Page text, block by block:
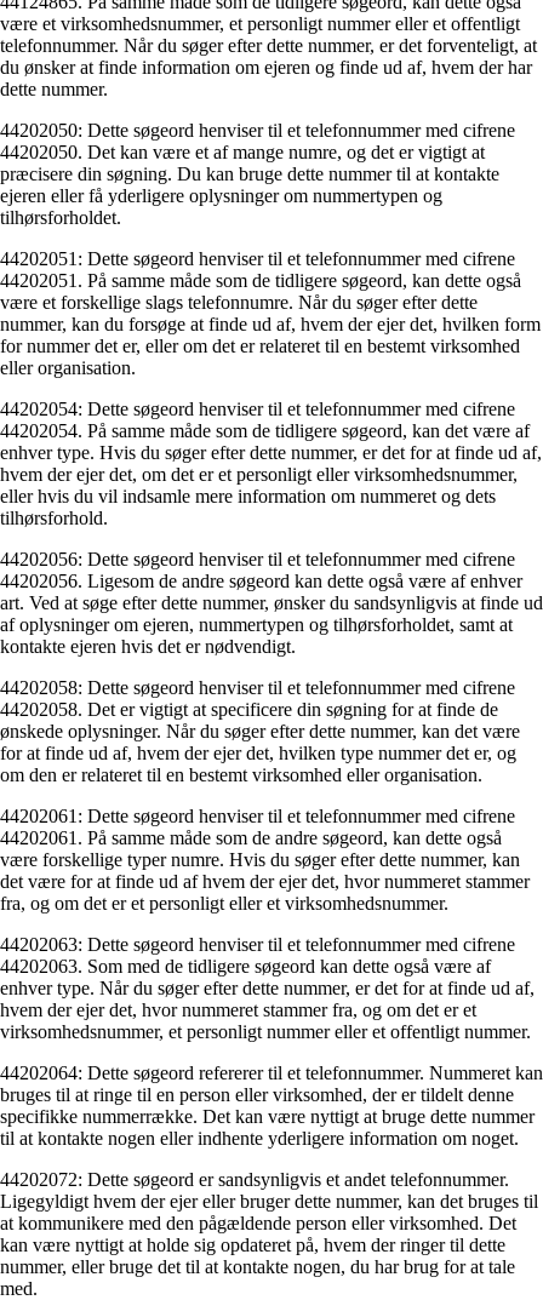
være et virksomhedsnummer, et personligt nummer eller et offentligt
telefonnummer. Når du søger efter dette nummer, er det forventeligt, at
du ønsker at finde information om ejeren og finde ud af, hvem der har
dette nummer.
44202050: Dette søgeord henviser til et telefonnummer med cifrene
44202050. Det kan være et af mange numre, og det er vigtigt at
præcisere din søgning. Du kan bruge dette nummer til at kontakte
ejeren eller få yderligere oplysninger om nummertypen og
tilhørsforholdet.
44202051: Dette søgeord henviser til et telefonnummer med cifrene
44202051. På samme måde som de tidligere søgeord, kan dette også
være et forskellige slags telefonnumre. Når du søger efter dette
nummer, kan du forsøge at finde ud af, hvem der ejer det, hvilken form
for nummer det er, eller om det er relateret til en bestemt virksomhed
eller organisation.
44202054: Dette søgeord henviser til et telefonnummer med cifrene
44202054. På samme måde som de tidligere søgeord, kan det være af
enhver type. Hvis du søger efter dette nummer, er det for at finde ud af,
hvem der ejer det, om det er et personligt eller virksomhedsnummer,
eller hvis du vil indsamle mere information om nummeret og dets
tilhørsforhold.
44202056: Dette søgeord henviser til et telefonnummer med cifrene
44202056. Ligesom de andre søgeord kan dette også være af enhver
art. Ved at søge efter dette nummer, ønsker du sandsynligvis at finde ud
af oplysninger om ejeren, nummertypen og tilhørsforholdet, samt at
kontakte ejeren hvis det er nødvendigt.
44202058: Dette søgeord henviser til et telefonnummer med cifrene
44202058. Det er vigtigt at specificere din søgning for at finde de
ønskede oplysninger. Når du søger efter dette nummer, kan det være
for at finde ud af, hvem der ejer det, hvilken type nummer det er, og
om den er relateret til en bestemt virksomhed eller organisation.
44202061: Dette søgeord henviser til et telefonnummer med cifrene
44202061. På samme måde som de andre søgeord, kan dette også
være forskellige typer numre. Hvis du søger efter dette nummer, kan
det være for at finde ud af hvem der ejer det, hvor nummeret stammer
fra, og om det er et personligt eller et virksomhedsnummer.
44202063: Dette søgeord henviser til et telefonnummer med cifrene
44202063. Som med de tidligere søgeord kan dette også være af
enhver type. Når du søger efter dette nummer, er det for at finde ud af,
hvem der ejer det, hvor nummeret stammer fra, og om det er et
virksomhedsnummer, et personligt nummer eller et offentligt nummer.
44202064: Dette søgeord refererer til et telefonnummer. Nummeret kan
bruges til at ringe til en person eller virksomhed, der er tildelt denne
specifikke nummerrække. Det kan være nyttigt at bruge dette nummer
til at kontakte nogen eller indhente yderligere information om noget.
44202072: Dette søgeord er sandsynligvis et andet telefonnummer.
Ligegyldigt hvem der ejer eller bruger dette nummer, kan det bruges til
at kommunikere med den pågældende person eller virksomhed. Det
kan være nyttigt at holde sig opdateret på, hvem der ringer til dette
nummer, eller bruge det til at kontakte nogen, du har brug for at tale
med.